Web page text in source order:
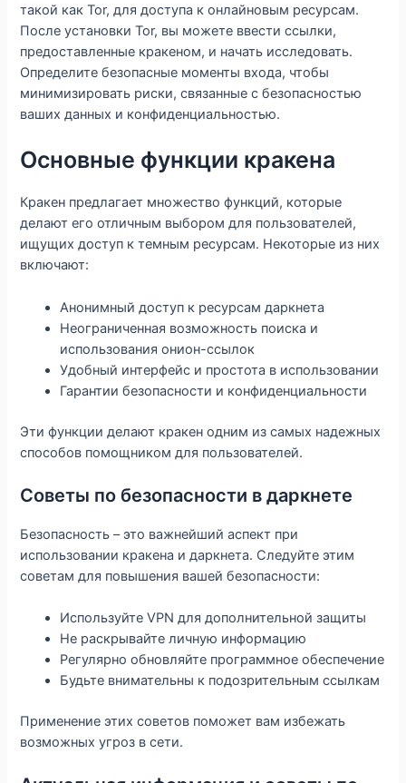
такой как Tor, для доступа к онлайновым ресурсам.
После установки Tor, вы можете ввести ссылки,
предоставленные кракеном, и начать исследовать.
Определите безопасные моменты входа, чтобы
минимизировать риски, связанные с безопасностью
ваших данных и конфиденциальностью.
Основные функции кракена
Кракен предлагает множество функций, которые
делают его отличным выбором для пользователей,
ищущих доступ к темным ресурсам. Некоторые из них
включают:
Анонимный доступ к ресурсам даркнета
Неограниченная возможность поиска и
использования онион-ссылок
Удобный интерфейс и простота в использовании
Гарантии безопасности и конфиденциальности
Эти функции делают кракен одним из самых надежных
способов помощником для пользователей.
Советы по безопасности в даркнете
Безопасность – это важнейший аспект при
использовании кракена и даркнета. Следуйте этим
советам для повышения вашей безопасности:
Используйте VPN для дополнительной защиты
Не раскрывайте личную информацию
Регулярно обновляйте программное обеспечение
Будьте внимательны к подозрительным ссылкам
Применение этих советов поможет вам избежать
возможных угроз в сети.